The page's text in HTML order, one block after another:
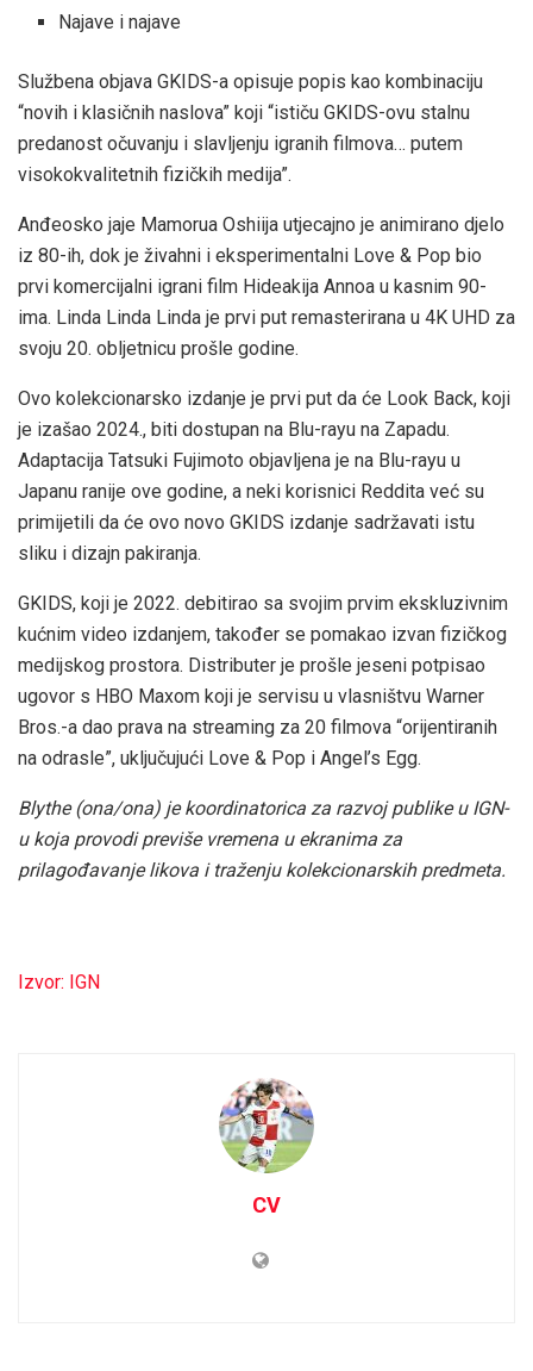
Najave i najave
Službena objava GKIDS-a opisuje popis kao kombinaciju
“novih i klasičnih naslova” koji “ističu GKIDS-ovu stalnu
predanost očuvanju i slavljenju igranih filmova… putem
visokokvalitetnih fizičkih medija”.
Anđeosko jaje Mamorua Oshiija utjecajno je animirano djelo
iz 80-ih, dok je živahni i eksperimentalni Love & Pop bio
prvi komercijalni igrani film Hideakija Annoa u kasnim 90-
ima. Linda Linda Linda je prvi put remasterirana u 4K UHD za
svoju 20. obljetnicu prošle godine.
Ovo kolekcionarsko izdanje je prvi put da će Look Back, koji
je izašao 2024., biti dostupan na Blu-rayu na Zapadu.
Adaptacija Tatsuki Fujimoto objavljena je na Blu-rayu u
Japanu ranije ove godine, a neki korisnici Reddita već su
primijetili da će ovo novo GKIDS izdanje sadržavati istu
sliku i dizajn pakiranja.
GKIDS, koji je 2022. debitirao sa svojim prvim ekskluzivnim
kućnim video izdanjem, također se pomakao izvan fizičkog
medijskog prostora. Distributer je prošle jeseni potpisao
ugovor s HBO Maxom koji je servisu u vlasništvu Warner
Bros.-a dao prava na streaming za 20 filmova “orijentiranih
na odrasle”, uključujući Love & Pop i Angel’s Egg.
Blythe (ona/ona) je koordinatorica za razvoj publike u IGN-
u koja provodi previše vremena u ekranima za
prilagođavanje likova i traženju kolekcionarskih predmeta.
Izvor: IGN
CV